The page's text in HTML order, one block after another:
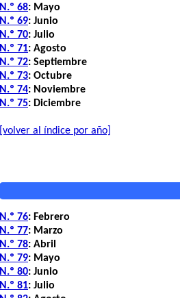
N.º 68: Mayo
N.º 69: Junio
N.º 70: Julio
N.º 71: Agosto
N.º 72: Septiembre
N.º 73: Octubre
N.º 74: Noviembre
N.º 75: Diciembre
[volver al índice por año]
N.º 76: Febrero
N.º 77: Marzo
N.º 78: Abril
N.º 79: Mayo
N.º 80: Junio
N.º 81: Julio